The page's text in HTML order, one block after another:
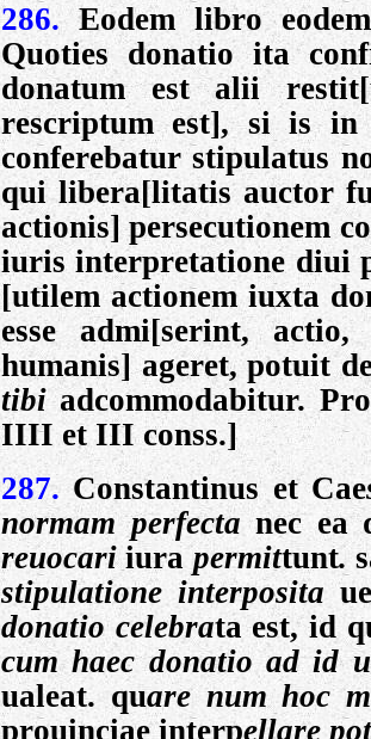
286.Eodem libro
Quoties donatio ita
donatum est alii
rescriptum est], si is in
conferebatur stipulatus
qui libera[litatis auctor
actionis] persecutionem
iuris interpretatione diui
[utilem actionem iuxta
esse admi[serint,
humanis] ageret, potuit
tibiadcommodabitur.
IIII et III conss.]
287. Constantinus et Cae
normam perfectanec ea
reuocariiurapermittunt.
stipulatione interposita
donatio celebrata est, id
cum haec donatioad id
ualeat. quarenum hoc
prouinciae interpellare